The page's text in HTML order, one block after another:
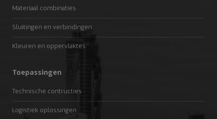
Materiaal combinaties
Sluitingen en verbindingen
Kleuren en oppervlaktes
Toepassingen
Technische contructies
Logistiek oplossingen